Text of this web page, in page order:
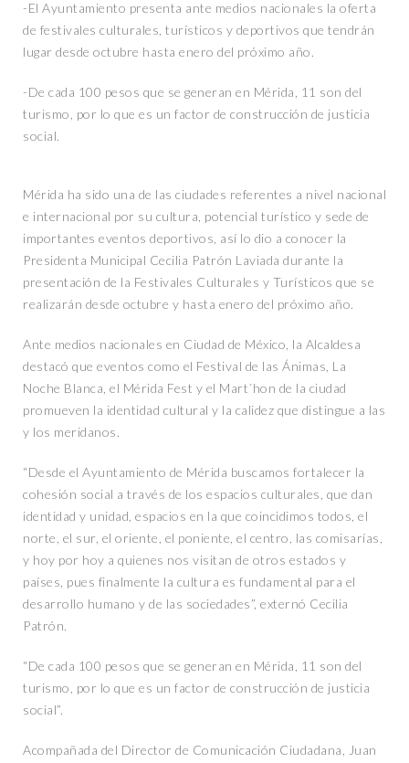
-El Ayuntamiento presenta ante medios nacionales la oferta
de festivales culturales, turísticos y deportivos que tendrán
lugar desde octubre hasta enero del próximo año.
-De cada 100 pesos que se generan en Mérida, 11 son del
turismo, por lo que es un factor de construcción de justicia
social.
Mérida ha sido una de las ciudades referentes a nivel nacional
e internacional por su cultura, potencial turístico y sede de
importantes eventos deportivos, así lo dio a conocer la
Presidenta Municipal Cecilia Patrón Laviada durante la
presentación de la Festivales Culturales y Turísticos que se
realizarán desde octubre y hasta enero del próximo año.
Ante medios nacionales en Ciudad de México, la Alcaldesa
destacó que eventos como el Festival de las Ánimas, La
Noche Blanca, el Mérida Fest y el Mart´hon de la ciudad
promueven la identidad cultural y la calidez que distingue a las
y los meridanos.
“Desde el Ayuntamiento de Mérida buscamos fortalecer la
cohesión social a través de los espacios culturales, que dan
identidad y unidad, espacios en la que coincidimos todos, el
norte, el sur, el oriente, el poniente, el centro, las comisarías,
y hoy por hoy a quienes nos visitan de otros estados y
países, pues finalmente la cultura es fundamental para el
desarrollo humano y de las sociedades”, externó Cecilia
Patrón.
“De cada 100 pesos que se generan en Mérida, 11 son del
turismo, por lo que es un factor de construcción de justicia
social”.
Acompañada del Director de Comunicación Ciudadana, Juan